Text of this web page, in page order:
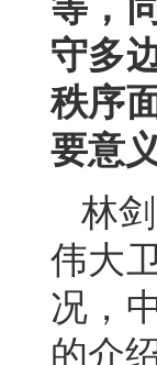
等，
守多
秩序
要意
林
伟大
况，
的介绍